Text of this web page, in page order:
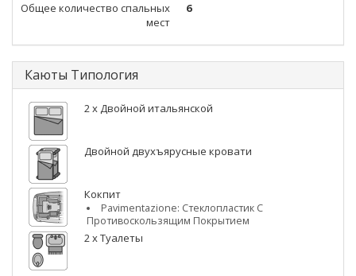
Общее количество спальных
мест
6
Каюты Типология
2 x Двойной итальянской
Двойной двухъярусные кровати
Кокпит
Pavimentazione: Стеклопластик С
Противоскользящим Покрытием
2 x Туалеты